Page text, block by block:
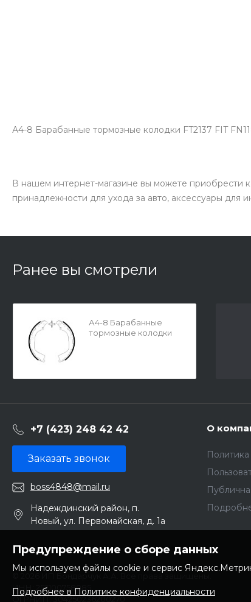
А4-8 Барабанные тормозные колодки FT2137 FIT
В нашем интернет-магазине вы можете приобрести
принадлежности для ухода за авто, аксессуары для
Ранее вы смотрели
А4-8 Барабанные
тормозные колодки
+7 (423) 248 42 42
Заказать звонок
boss4848@mail.ru
Надеждинский район, п.
Новый, ул. Первомайская, д. 1а
О
© 2026 ИП Бондарчук А.А. Все права защищены.
ИНН: 252100758085
ОГРНИП: 304250236200270
Предупреждение о сборе данных
Мы используем файлы cookie и сервис
Подробнее в Политике конфиденциальности